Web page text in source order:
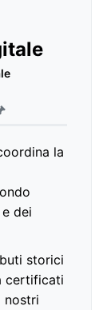
la
dei
storici
certificati
nostri